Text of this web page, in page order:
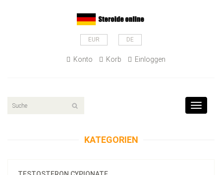
EUR DE
Konto Korb Einloggen
Toggle
KATEGORIEN